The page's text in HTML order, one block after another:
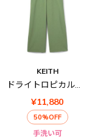
KEITH
ドライトロピカルパンツ
¥11,880
50%OFF
手洗い可